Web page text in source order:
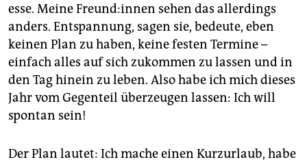
esse. Meine Freun­d:in­nen sehen das allerdings
anders. Entspannung, sagen sie, bedeute, eben
keinen Plan zu haben, keine festen Termine –
einfach alles auf sich zukommen zu lassen und in
den Tag hinein zu leben. Also habe ich mich dieses
Jahr vom Gegenteil überzeugen lassen: Ich will
spontan sein!
Der Plan lautet: Ich mache einen Kurzurlaub, habe